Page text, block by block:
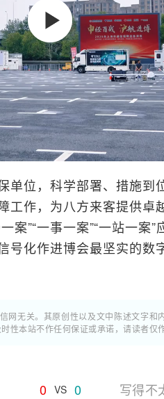
单位，科学部署、措施到
工作，为八方来客提供卓
案”“一事一案”“一站一案
号化作进博会最坚实的数
网无关。其原创性以及文中陈述文字和
性本站不作任何保证或承诺，请读者仅
0 VS 0 写得不